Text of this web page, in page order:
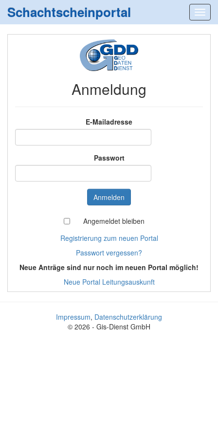
Schachtscheinportal
Anmeldung
E-Mailadresse
Passwort
Angemeldet bleiben
Registrierung zum neuen Portal
Passwort vergessen?
Neue Anträge sind nur noch im neuen Portal möglich!
Neue Portal Leitungsauskunft
Impressum, Datenschutzerklärung
© 2026 - Gis-Dienst GmbH